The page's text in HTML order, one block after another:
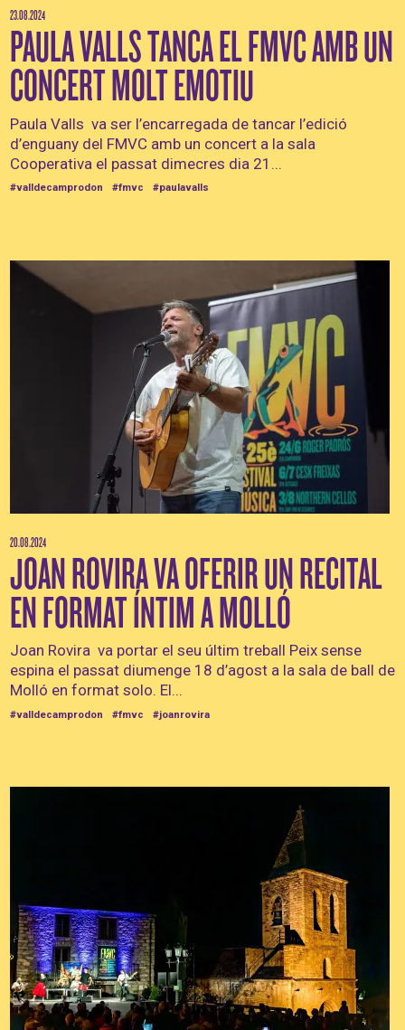
23.08.2024
PAULA VALLS TANCA EL FMVC AMB UN
CONCERT MOLT EMOTIU
Paula Valls va ser l’encarregada de tancar l’edició
d’enguany del FMVC amb un concert a la sala
Cooperativa el passat dimecres dia 21...
#valldecamprodon #fmvc #paulavalls
20.08.2024
JOAN ROVIRA VA OFERIR UN RECITAL
EN FORMAT ÍNTIM A MOLLÓ
Joan Rovira va portar el seu últim treball Peix sense
espina el passat diumenge 18 d’agost a la sala de ball de
Molló en format solo. El...
#valldecamprodon #fmvc #joanrovira